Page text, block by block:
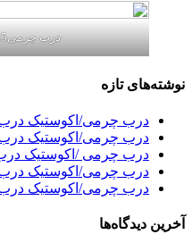
درب چرمی02155969245-09196375800
نوشته‌های تازه
درب چرمی/اکوستیک
درب چرمی/اکوستیک
درب چرمی /اکوستیک
درب چرمی/اکوستیک
درب چرمی/اکوستیک
آخرین دیدگاه‌ها